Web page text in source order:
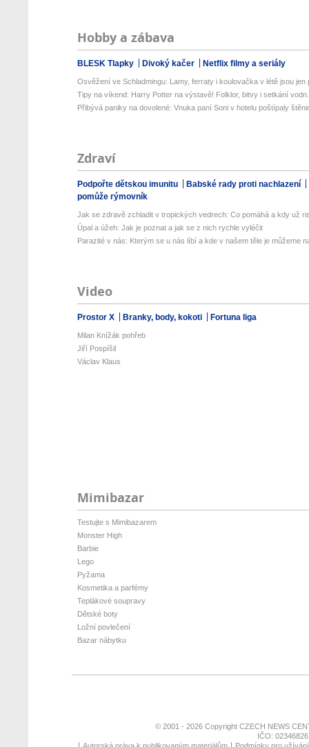
Hobby a zábava
BLESK Tlapky Divoký kačer Netflix filmy a seriály
Osvěžení ve Schladmingu: Lamy, ferraty i koulovačka v létě jsou jen
Tipy na víkend: Harry Potter na výstavě! Folklor, bitvy i setkání
Přibývá paniky na dovolené: Vnuka paní Soni v hotelu poštípaly
Zdraví
Podpořte dětskou imunitu
Babské rady proti nachlazení
pomůže rýmovník
Jak se zdravě zchladit v tropických vedrech: Co pomáhá a kdy už
Úpal a úžeh: Jak je poznat a jak se z nich rychle vyléčit
Parazité v nás: Kterým se u nás líbí a kde v našem těle je můžeme
Video
Prostor X Branky, body, kokoti Fortuna liga
Milan Knížák pohřeb
Jiří Pospíšil
Václav Klaus
Mimibazar
Testujte s Mimibazarem
Monster High
Barbie
Lego
Pyžama
Kosmetika a parfémy
Teplákové soupravy
Dětské boty
Ložní povlečení
Bazar nábytku
© 2001 - 2026 Copyright CZECH NEWS
IČO: